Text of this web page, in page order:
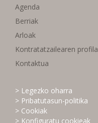
Agenda
Berriak
Arloak
Kontratatzailearen profila
Kontaktua
> Legezko oharra
> Pribatutasun-politika
> Cookiak
> Konfiguratu cookieak